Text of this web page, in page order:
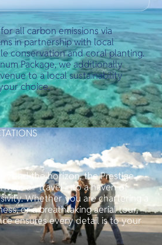
all carbon emissions via
in partnership with local
conservation and coral planting.
Package, we additionally
to a local sustainability
choice.
the horizon, the Prestige
air travel into a haven of
Whether you are chartering a
or a breathtaking aerial tour,
ensures every detail is to your